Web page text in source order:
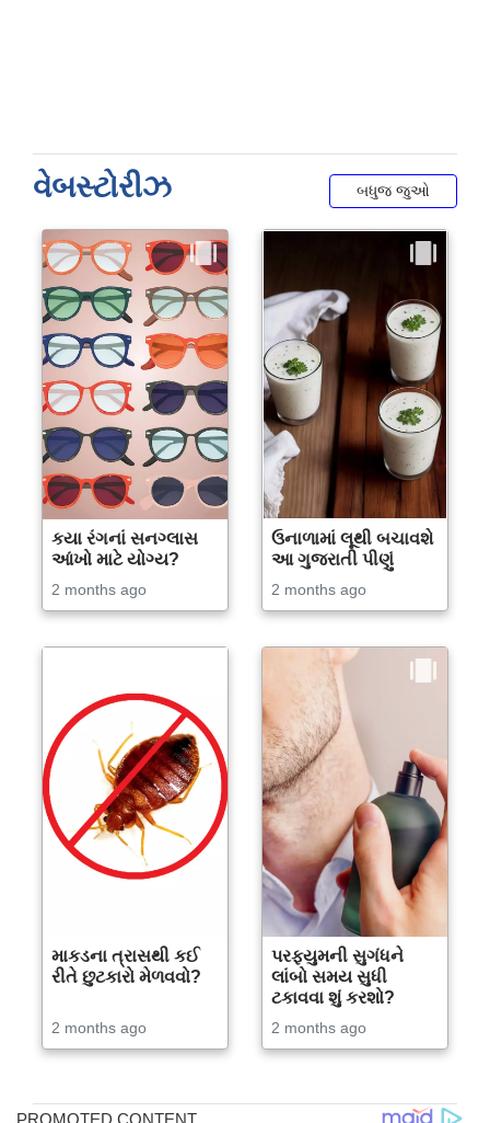
વેબસ્ટોરીઝ બધુજ જુઓ
કયા રંગનાં સનગ્લાસ
આંખો માટે યોગ્ય?
2 months ago
ઉનાળામાં લૂથી બચાવશે
આ ગુજરાતી પીણું
2 months ago
માકડના ત્રાસથી કઈ
રીતે છુટકારો મેળવવો?
2 months ago
પરફ્યુમની સુગંધને
લાંબો સમય સુધી
ટકાવવા શું કરશો?
2 months ago